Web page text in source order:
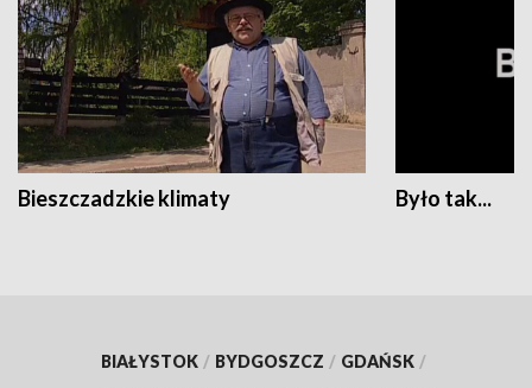
Bieszczadzkie klimaty Było tak...
BIAŁYSTOK / BYDGOSZCZ / GDAŃSK /